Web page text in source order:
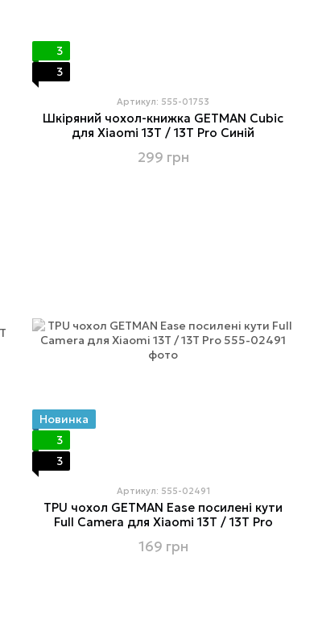
3
3
Артикул: 555-01753
Шкіряний чохол-книжка GETMAN Cubic
для Xiaomi 13T / 13T Pro Синій
299 грн
Новинка
3
3
Артикул: 555-02491
TPU чохол GETMAN Ease посилені кути
Full Camera для Xiaomi 13T / 13T Pro
169 грн